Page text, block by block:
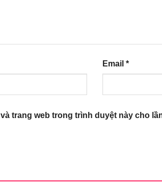
Email *
trang web trong trình duyệt này cho